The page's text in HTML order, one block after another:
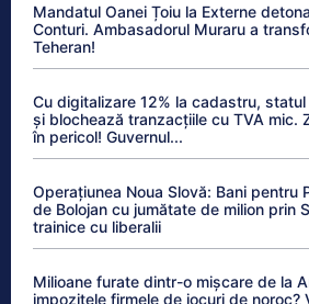
Mandatul Oanei Țoiu la Externe
Conturi. Ambasadorul Muraru a
Teheran!
Cu digitalizare 12% la cadastru,
și blochează tranzacțiile cu TVA mic.
în pericol! Guvernul...
Operațiunea Noua Slovă: Bani pentru
de Bolojan cu jumătate de milion prin
trainice cu liberalii
Milioane furate dintr-o mișcare de la
impozitele firmele de jocuri de noroc?